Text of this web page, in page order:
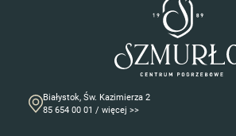
Białystok, Św. Kazimierza 2
85 654 00 01 / więcej >>